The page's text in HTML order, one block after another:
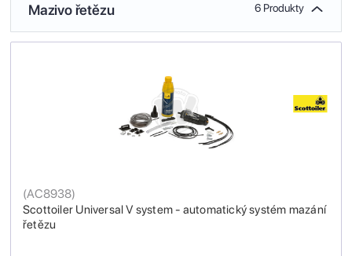
Mazivo řetězu 6 Produkty
Scottoiler Universal V system - automatický systém mazání
řetězu
(AC8938)